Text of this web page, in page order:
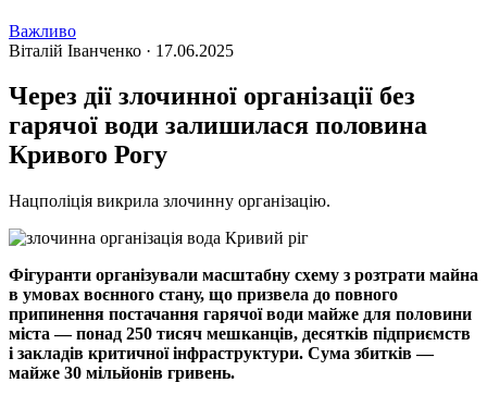
Важливо
Віталій Іванченко · 17.06.2025
Через дії злочинної організації без
гарячої води залишилася половина
Кривого Рогу
Нацполіція викрила злочинну організацію.
Фігуранти організували масштабну схему з розтрати майна
в умовах воєнного стану, що призвела до повного
припинення постачання гарячої води майже для половини
міста — понад 250 тисяч мешканців, десятків підприємств
і закладів критичної інфраструктури. Сума збитків —
майже 30 мільйонів гривень.